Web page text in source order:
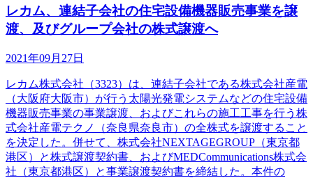
レカム、連結子会社の住宅設備機器販売事業を譲
渡、及びグループ会社の株式譲渡へ
2021年09月27日
レカム株式会社（3323）は、連結子会社である株式会社産電
（大阪府大阪市）が行う太陽光発電システムなどの住宅設備
機器販売事業の事業譲渡、およびこれらの施工工事を行う株
式会社産電テクノ（奈良県奈良市）の全株式を譲渡すること
を決定した。併せて、株式会社NEXTAGEGROUP（東京都
港区）と株式譲渡契約書、およびMEDCommunications株式会
社（東京都港区）と事業譲渡契約書を締結した。本件の